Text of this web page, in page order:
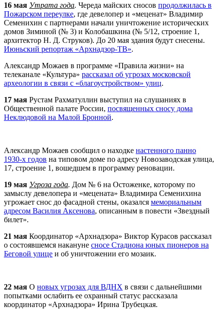
16 мая Утрата года. Череда майских сносов продолжилась в
Пожарском переулке, где девелопер и «меценат» Владимир
Семенихин с партнерами начали уничтожение исторических
домов Зиминой (№ 3) и Колобашкина (№ 5/12, строение 1,
архитектор Н. Д. Струков). До 20 мая здания будут снесены.
Июньский репортаж «Архнадзор-ТВ».
Александр Можаев в программе «Правила жизни» на
телеканале «Культура» рассказал об угрозах московской
археологии в связи с «благоустройством» улиц.
17 мая Рустам Рахматуллин выступил на слушаниях в
Общественной палате России, посвященных сносу дома
Неклюдовой на Малой Бронной.
Александр Можаев сообщил о находке настенного панно
1930-х годов на типовом доме по адресу Новозаводская улица,
17, строение 1, вошедшем в программу реновации.
19 мая Угроза года. Дом № 6 на Остоженке, которому по
замыслу девелопера и «мецената» Владимира Семенихина
угрожает снос до фасадной стены, оказался мемориальным
адресом Василия Аксенова, описанным в повести «Звездный
билет».
21 мая Координатор «Архнадзора» Виктор Курасов рассказал
о состоявшемся накануне сносе Стадиона юных пионеров на
Беговой улице и об уничтожении его мозаик.
22 мая О новых угрозах для ВДНХ в связи с дальнейшими
попытками ослабить ее охранный статус рассказала
координатор «Архнадзора» Ирина Трубецкая.